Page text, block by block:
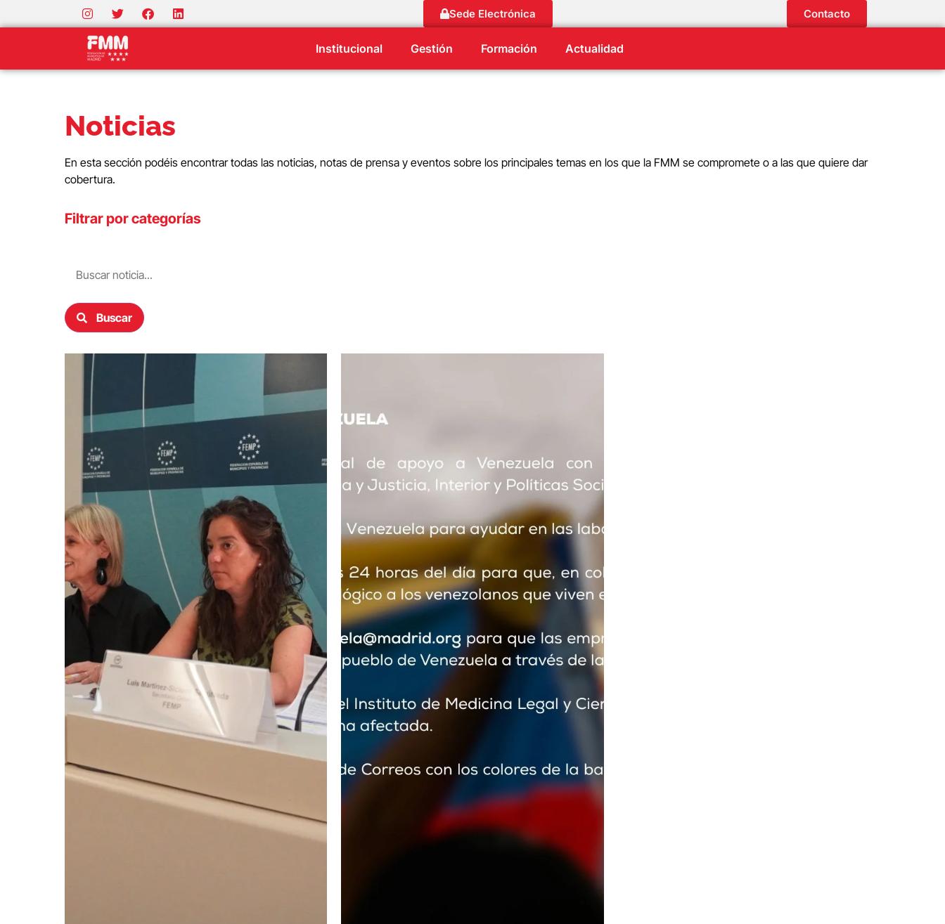
Sede Electrónica Contacto
Institucional Gestión Formación Actualidad
Noticias
En esta sección podéis encontrar todas las noticias, notas de prensa y eventos sobre los principales temas en los que la FMM se compromete o a las que quiere dar
cobertura.
Filtrar por categorías
Buscar